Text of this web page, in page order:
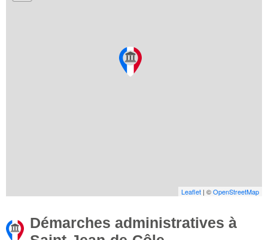
Leaflet | ©OpenStreetMap
Démarches administratives à